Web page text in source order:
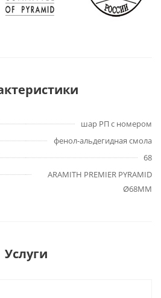
шар РП с номером
фенол-альдегидная смола
68
ARAMITH PREMIER PYRAMID
Ø68ММ
Услуги